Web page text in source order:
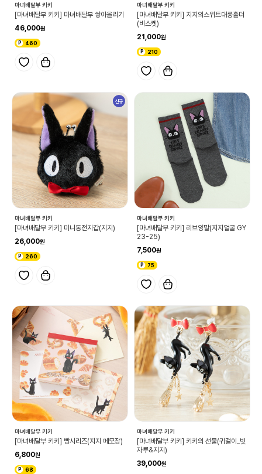
마녀배달부 키키
[마녀배달부 키키] 마녀배달부 쌓아올리기
46,000
460
마녀배달부 키키
[마녀배달부 키키] 지지의스위트대롱홀더
(비스켓)
21,000
210
신규
마녀배달부 키키
[마녀배달부 키키] 미니동전지갑(지지)
26,000
260
마녀배달부 키키
[마녀배달부 키키] 리브양말(지지얼굴 GY
23-25)
7,500
75
마녀배달부 키키
[마녀배달부 키키] 빵시리즈(지지 메모장)
6,800
68
마녀배달부 키키
[마녀배달부 키키] 키키의 선물(귀걸이_빗
자루&지지)
39,000